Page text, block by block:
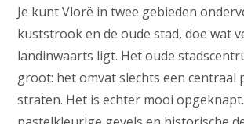
Je kunt Vlorë in twee gebieden
kuststrook en de oude stad, doe wat
landinwaarts ligt. Het oude
groot: het omvat slechts een centraal
straten. Het is echter mooi